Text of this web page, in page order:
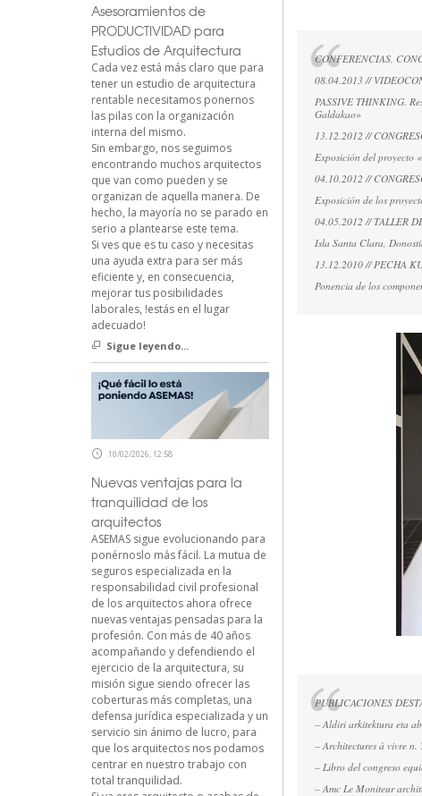
CONFERENCIAS,
08.04.2013 //
PASSIVE THINKING.
Galdakao»
13.12.2012 //
Exposición del proyecto
04.10.2012 //
Exposición de los
04.05.2012 // TALLER
Isla Santa Clara,
13.12.2010 // PECHA
Ponencia de los
PUBLICACIONES
– Aldiri arkitektura eta
– Architectures à vivre n.
– Libro del congreso
– Amc Le Moniteur
Asesoramientos de
PRODUCTIVIDAD para
Estudios de Arquitectura
Cada vez está más claro que para
tener un estudio de arquitectura
rentable necesitamos ponernos
las pilas con la organización
interna del mismo.
Sin embargo, nos seguimos
encontrando muchos arquitectos
que van como pueden y se
organizan de aquella manera. De
hecho, la mayoría no se parado en
serio a plantearse este tema.
Si ves que es tu caso y necesitas
una ayuda extra para ser más
eficiente y, en consecuencia,
mejorar tus posibilidades
laborales, !estás en el lugar
adecuado!
Sigue leyendo...
10/02/2026, 12:58
Nuevas ventajas para la
tranquilidad de los
arquitectos
ASEMAS sigue evolucionando para
ponérnoslo más fácil. La mutua de
seguros especializada en la
responsabilidad civil profesional
de los arquitectos ahora ofrece
nuevas ventajas pensadas para la
profesión. Con más de 40 años
acompañando y defendiendo el
ejercicio de la arquitectura, su
misión sigue siendo ofrecer las
coberturas más completas, una
defensa jurídica especializada y un
servicio sin ánimo de lucro, para
que los arquitectos nos podamos
centrar en nuestro trabajo con
total tranquilidad.